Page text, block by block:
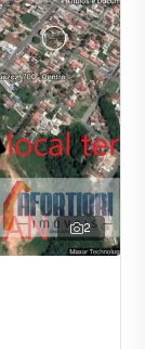
2